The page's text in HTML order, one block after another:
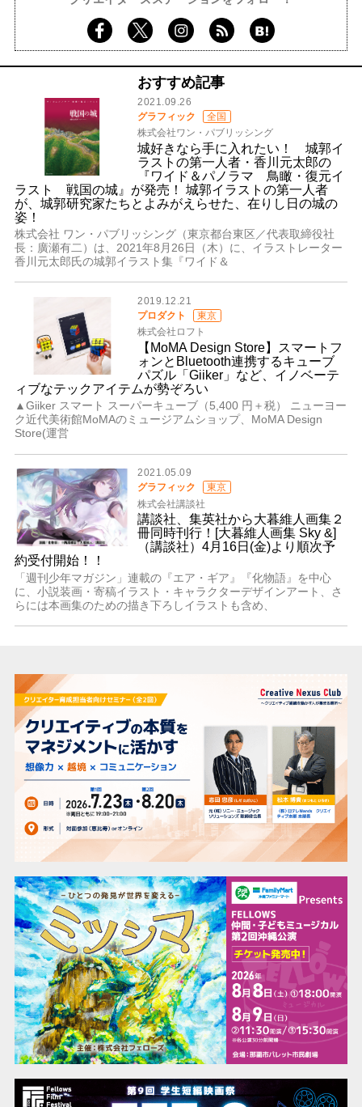
おすすめ記事
2021.09.26
グラフィック
全国
株式会社ワン・パブリッシング
城好きなら手に入れたい！ 城郭イ
ラストの第一人者・香川元太郎の
『ワイド＆パノラマ 鳥瞰・復元イ
ラスト 戦国の城』が発売！ 城郭イラストの第一人者
が、城郭研究家たちとよみがえらせた、在りし日の城の
姿！
株式会社 ワン・パブリッシング（東京都台東区／代表取締役社
長：廣瀬有二）は、2021年8月26日（木）に、イラストレーター
香川元太郎氏の城郭イラスト集『ワイド＆
2019.12.21
プロダクト
東京
株式会社ロフト
【MoMA Design Store】スマートフ
ォンとBluetooth連携するキューブ
パズル「Giiker」など、イノベーテ
ィブなテックアイテムが勢ぞろい
▲Giiker スマート スーパーキューブ（5,400 円＋税） ニューヨー
ク近代美術館MoMAのミュージアムショップ、MoMA Design
Store(運営
2021.05.09
グラフィック
東京
株式会社講談社
講談社、集英社から大暮維人画集２
冊同時刊行！[大暮維人画集 Sky &]
（講談社）4月16日(金)より順次予
約受付開始！！
「週刊少年マガジン」連載の『エア・ギア』『化物語』を中心
に、小説装画・寄稿イラスト・キャラクターデザインアート、さ
らには本画集のための描き下ろしイラストも含め、